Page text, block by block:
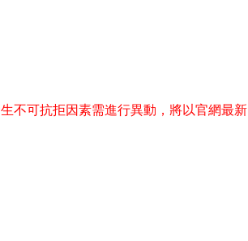
不可抗拒因素需進行異動，將以官網最新